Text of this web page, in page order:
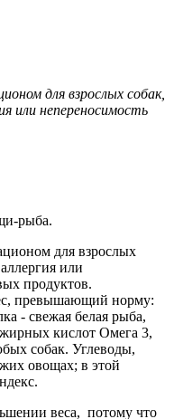
для взрослых собак,
или непереносимость
рыба.
для взрослых
или
продуктов.
превышающий норму:
- свежая белая рыба,
кислот Омега 3,
собак. Углеводы,
овощах; в этой
веса, потому что